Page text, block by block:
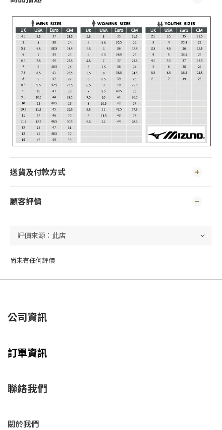
送貨及付款方式
顧客評價
尚未有任何評價
公司資訊
訂單資訊
聯絡我們
關於我們